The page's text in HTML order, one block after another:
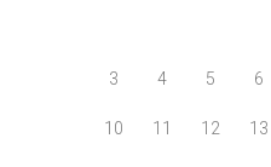
3 4 5 6
10 11 12 13